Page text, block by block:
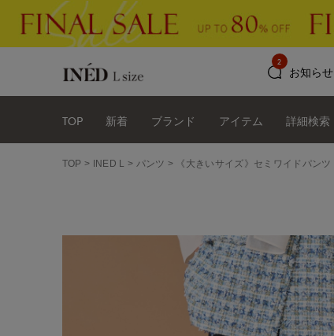
お知らせ
2
TOP 新着 ブランド アイテム 詳細検索
TOP INED L パンツ 《大きいサイズ》セミワイドパンツ